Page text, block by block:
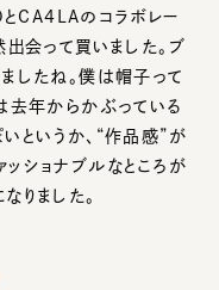
と CA4LA のコラボレー
会って買いました。ブ
したね。僕は帽子って
去年からかぶっている
というか、“作品感”が
ショナブルなところが
りました。